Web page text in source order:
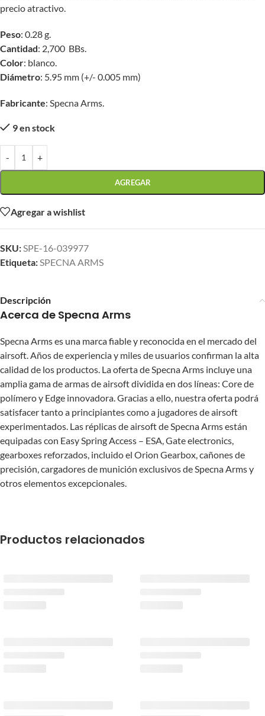
precio atractivo.
Peso: 0.28 g.
Cantidad: 2,700 BBs.
Color: blanco.
Diámetro: 5.95 mm (+/- 0.005 mm)
Fabricante: Specna Arms.
9 en stock
- +
AGREGAR
Agregar a wishlist
SKU:SPE-16-039977
Etiqueta:SPECNA ARMS
Descripción
Acerca de Specna Arms
Specna Arms es una marca fiable y reconocida en el mercado del
airsoft. Años de experiencia y miles de usuarios confirman la alta
calidad de los productos. La oferta de Specna Arms incluye una
amplia gama de armas de airsoft dividida en dos líneas: Core de
polímero y Edge innovadora. Gracias a ello, nuestra oferta podrá
satisfacer tanto a principiantes como a jugadores de airsoft
experimentados. Las réplicas de airsoft de Specna Arms están
equipadas con Easy Spring Access – ESA, Gate electronics,
gearboxes reforzados, incluido el Orion Gearbox, cañones de
precisión, cargadores de munición exclusivos de Specna Arms y
otros elementos excepcionales.
Productos relacionados